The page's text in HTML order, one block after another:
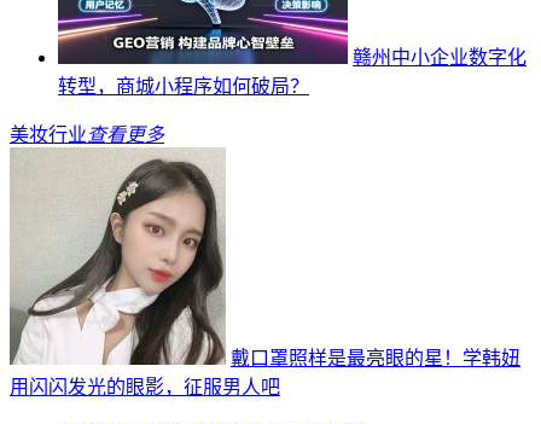
赣州中小企业数字化
转型，商城小程序如何破局？
美妆行业查看更多
戴口罩照样是最亮眼的星！学韩妞
用闪闪发光的眼影，征服男人吧